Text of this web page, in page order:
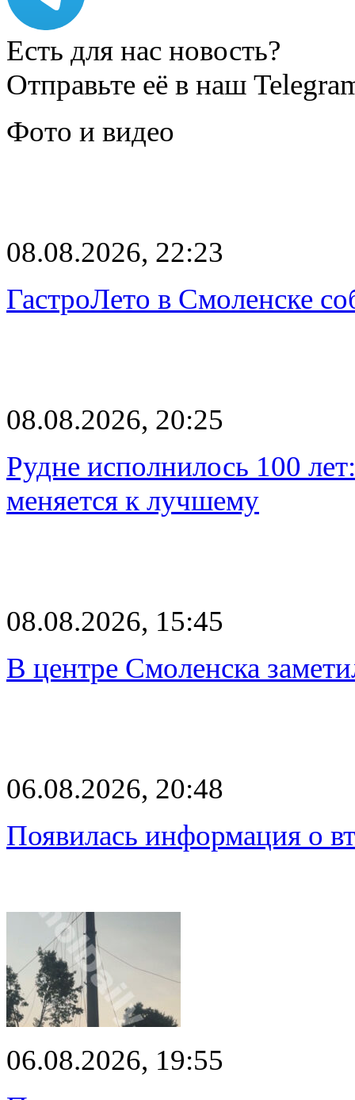
Есть для нас новость?
Отправьте её в наш
Фото и видео
08.08.2026, 22:23
ГастроЛето в Смоленске
08.08.2026, 20:25
Рудне исполнилось 100
меняется к лучшему
08.08.2026, 15:45
В центре Смоленска
06.08.2026, 20:48
Появилась информация о
06.08.2026, 19:55